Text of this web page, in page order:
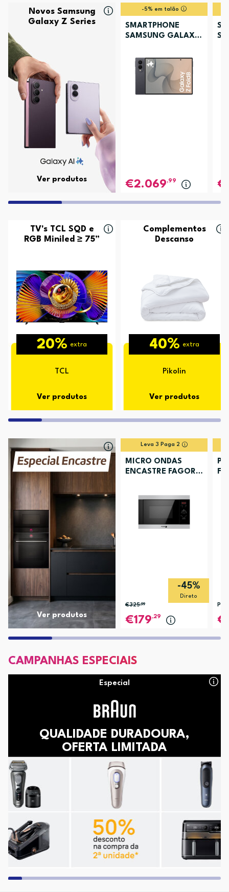
Novos Samsung
Galaxy Z Series
Ver produtos
-5% em talão
SMARTPHONE
SAMSUNG GALAXY
GRAFITE
2.069,99
TV's TCL SQD e
RGB Miniled ≥ 75”
20% extra
TCL
Ver produtos
Complementos
Descanso
40% extra
Pikolin
Ver produtos
Ver produtos
Leva 3 Paga 2
MICRO ONDAS
ENCASTRE FAGOR
-45%
Direto
€325,99
179,29
CAMPANHAS ESPECIAIS
Especial
QUALIDADE DURADOURA,
OFERTA LIMITADA